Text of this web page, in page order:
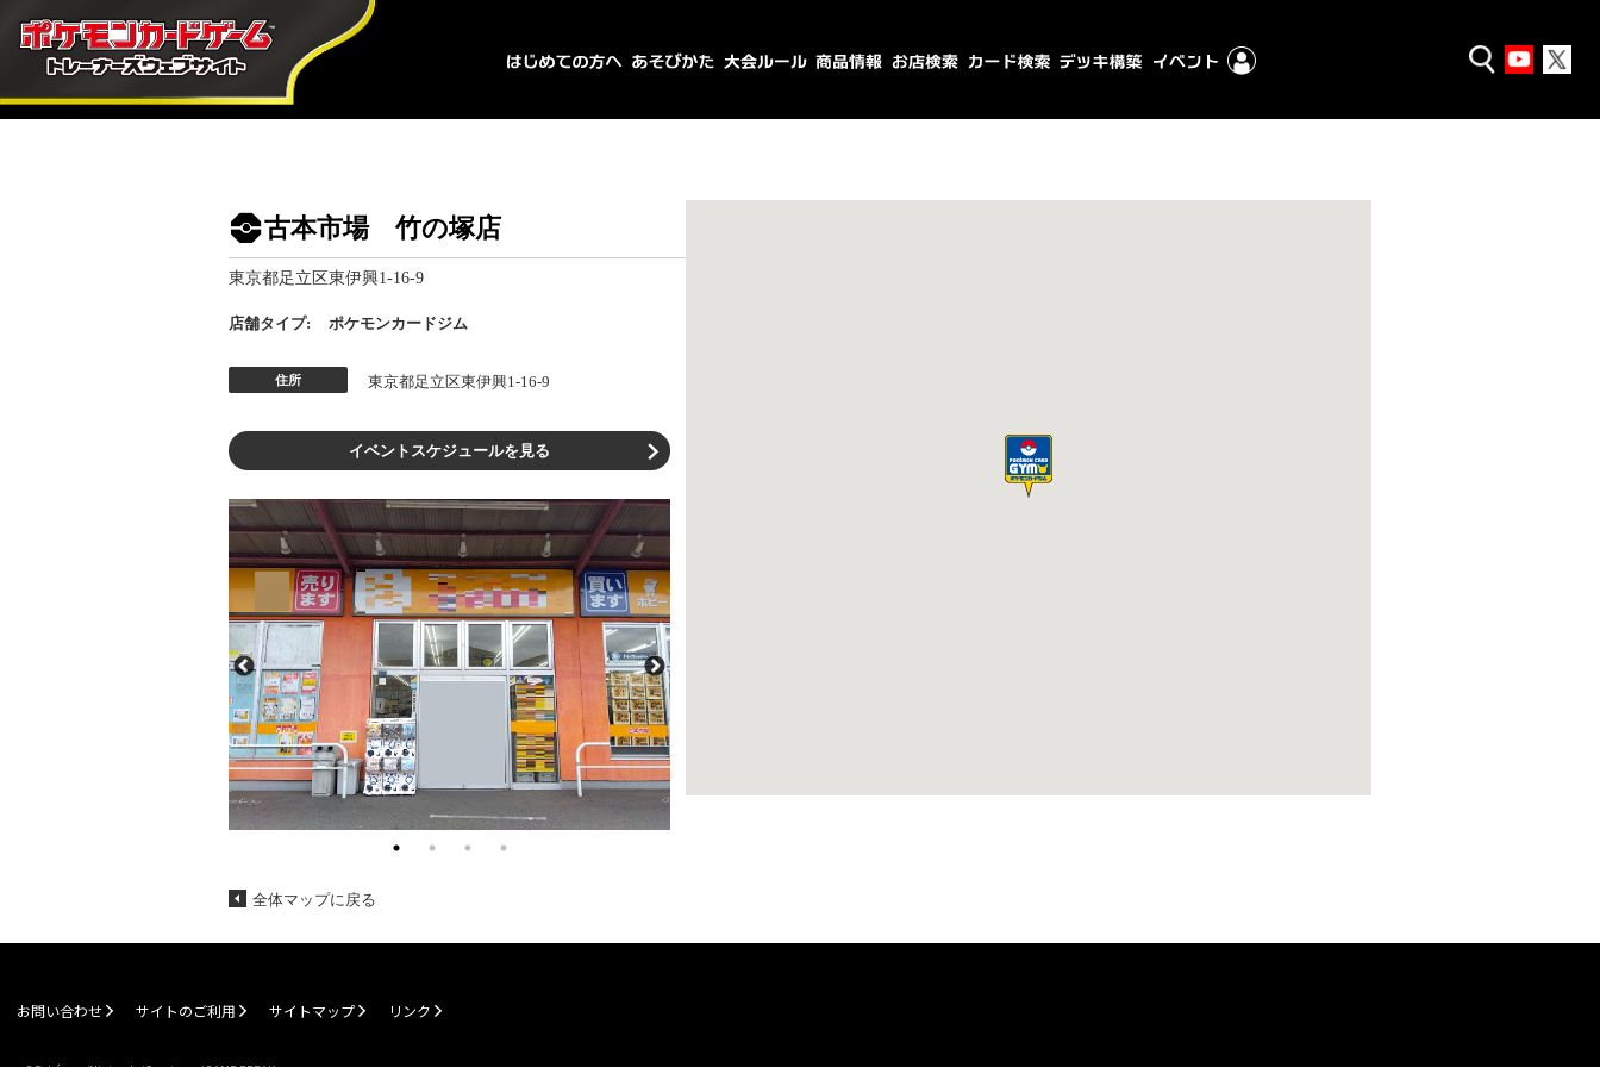
古本市場 竹の塚店
東京都足立区東伊興1-16-9
店舗タイプ: ポケモンカードジム
住所 東京都足立区東伊興1-16-9
イベントスケジュールを見る
全体マップに戻る
お問い合わせ サイトのご利用 サイトマップ リンク